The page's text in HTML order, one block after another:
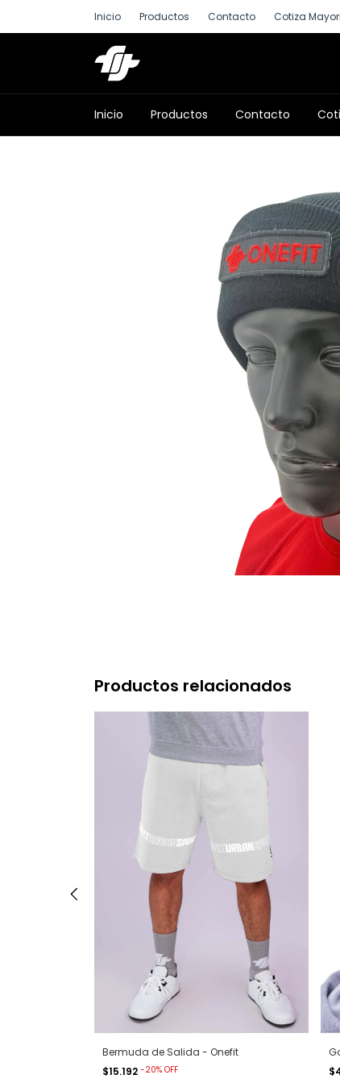
Inicio Productos Contacto Cotiza
Inicio Productos Contacto
Productos relacionados
Bermuda de Salida - Onefit
$15.192 -20% OFF